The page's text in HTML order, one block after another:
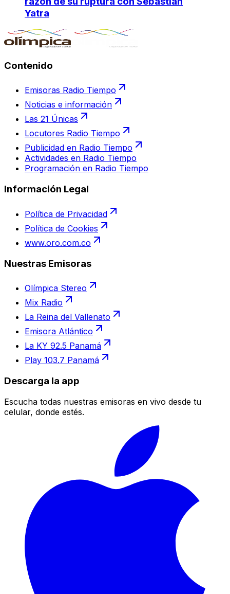
Yatra
Contenido
Emisoras Radio Tiempo
Noticias e información
Las 21 Únicas
Locutores Radio Tiempo
Publicidad en Radio Tiempo
Actividades en Radio Tiempo
Programación en Radio Tiempo
Información Legal
Política de Privacidad
Política de Cookies
www.oro.com.co
Nuestras Emisoras
Olímpica Stereo
Mix Radio
La Reina del Vallenato
Emisora Atlántico
La KY 92.5 Panamá
Play 103.7 Panamá
Descarga la app
Escucha todas nuestras emisoras en vivo desde tu
celular, donde estés.